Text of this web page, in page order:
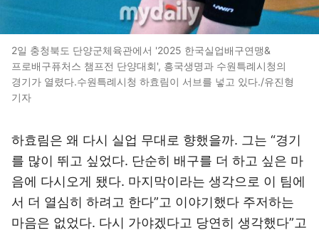
2일 충청북도 단양군체육관에서 '2025 한국실업배구연맹&
프로배구퓨처스 챔프전 단양대회', 흥국생명과 수원특례시청의
경기가 열렸다.수원특례시청 하효림이 서브를 넣고 있다./유진형
기자
하효림은 왜 다시 실업 무대로 향했을까. 그는 “경기
를 많이 뛰고 싶었다. 단순히 배구를 더 하고 싶은 마
음에 다시오게 됐다. 마지막이라는 생각으로 이 팀에
서 더 열심히 하려고 한다”고 이야기했다 주저하는
마음은 없었다. 다시 가야겠다고 당연히 생각했다”고